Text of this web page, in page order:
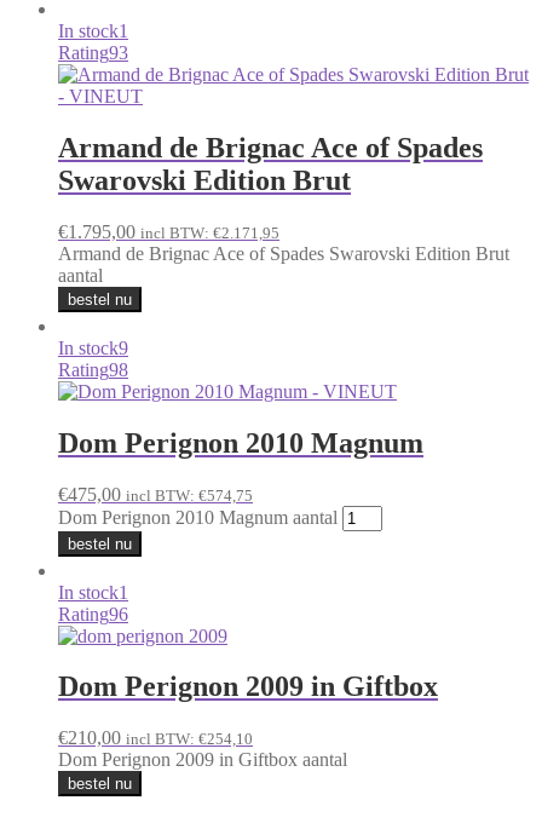
In stock1
Rating93
Armand de Brignac Ace of Spades
Swarovski Edition Brut
€1.795,00 incl BTW: €2.171,95
Armand de Brignac Ace of Spades Swarovski Edition Brut
aantal
bestel nu
In stock9
Rating98
Dom Perignon 2010 Magnum
€475,00 incl BTW: €574,75
Dom Perignon 2010 Magnum aantal
bestel nu
In stock1
Rating96
Dom Perignon 2009 in Giftbox
€210,00 incl BTW: €254,10
Dom Perignon 2009 in Giftbox aantal
bestel nu